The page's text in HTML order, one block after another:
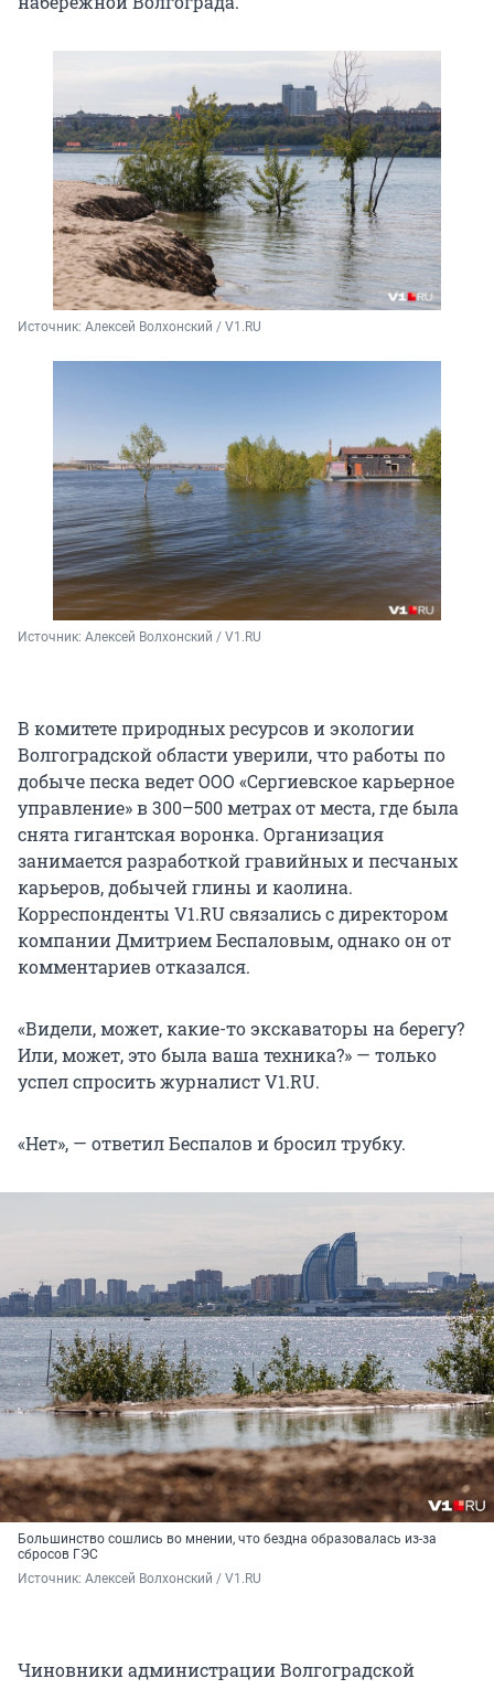
Источник: Алексей Волхонский / V1.RU
Источник: Алексей Волхонский / V1.RU
В комитете природных ресурсов и экологии
Волгоградской области уверили, что работы по
добыче песка ведет ООО «Сергиевское карьерное
управление» в300–500 метрахот места, где была
снята гигантская воронка. Организация
занимается разработкой гравийных и песчаных
карьеров, добычей глины и каолина.
Корреспонденты V1.RU связались с директором
компании Дмитрием Беспаловым, однако он от
комментариев отказался.
«Видели, может, какие-то экскаваторы на берегу?
Или, может, это была ваша техника?» — только
успел спросить журналист V1.RU.
«Нет», — ответил Беспалов и бросил трубку.
Большинство сошлись во мнении, что бездна образовалась из-за
сбросов ГЭС
Источник: Алексей Волхонский / V1.RU
Чиновники администрации Волгоградской